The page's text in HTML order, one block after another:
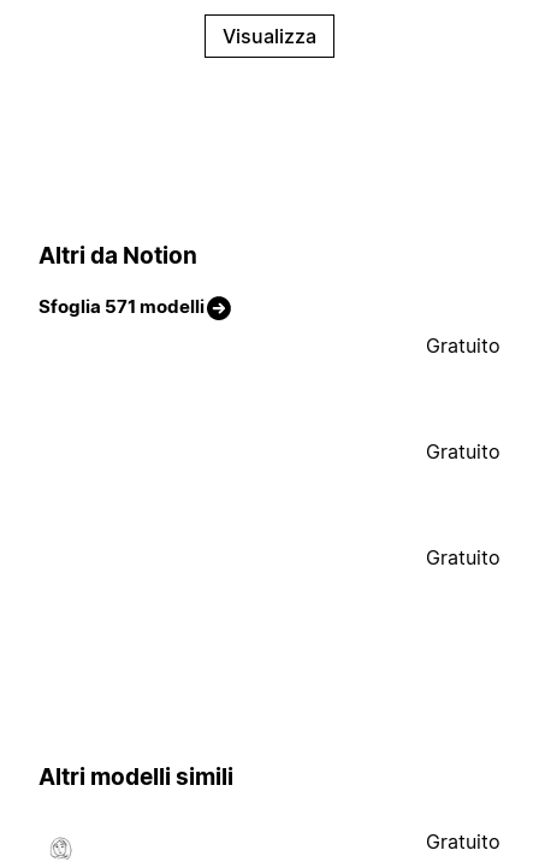
Visualizza
Altri da Notion
Sfoglia 571 modelli
Gratuito
Gratuito
Gratuito
Altri modelli simili
Gratuito